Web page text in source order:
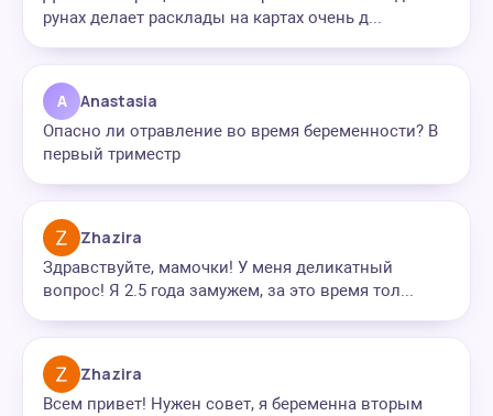
рунах делает расклады на картах очень д...
A Anastasia
Опасно ли отравление во время беременности? В
первый триместр
Zhazira
Здравствуйте, мамочки! У меня деликатный
вопрос! Я 2.5 года замужем, за это время тол...
Zhazira
Всем привет! Нужен совет, я беременна вторым